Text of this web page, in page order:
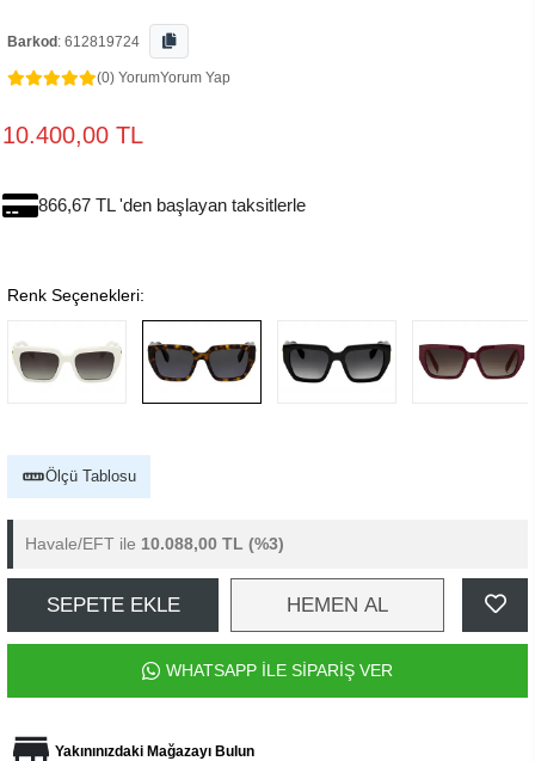
Barkod : 612819724
(0) YorumYorum Yap
10.400,00 TL
866,67 TL 'den başlayan taksitlerle
Renk Seçenekleri:
Ölçü Tablosu
Havale/EFT ile 10.088,00 TL (%3)
SEPETE EKLE HEMEN AL
WHATSAPP İLE SİPARİŞ VER
Yakınınızdaki Mağazayı Bulun